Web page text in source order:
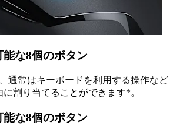
な8個のボタン
通常はキーボードを利用する操作など
割り当てることができます*。
な8個のボタン